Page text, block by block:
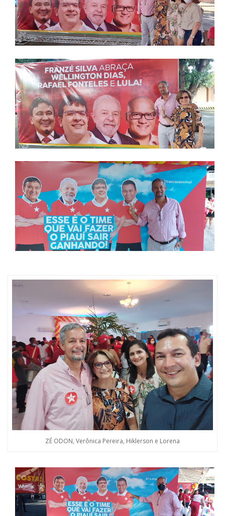
ZÉ ODON, Verônica Pereira, Hiklerson e Lorena